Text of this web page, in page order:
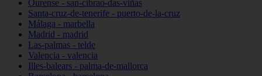
Ourense - san-cibrao-das-viñas
Santa-cruz-de-tenerife - puerto-de-la-cruz
Málaga - marbella
Madrid - madrid
Las-palmas - telde
Valencia - valencia
Illes-balears - palma-de-mallorca